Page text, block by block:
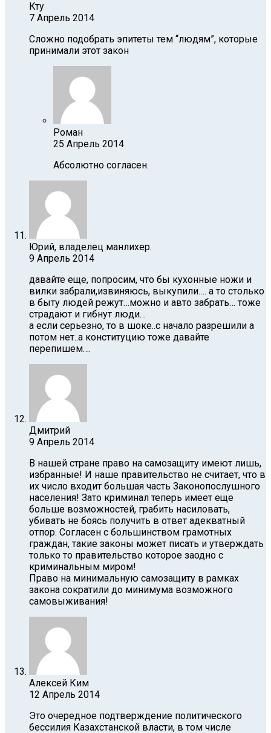
Кту
7 Апрель 2014
Сложно подобрать эпитеты тем “людям”, которые
принимали этот закон
Роман
25 Апрель 2014
Абсолютно согласен.
Юрий, владелец манлихер.
9 Апрель 2014
давайте еще, попросим, что бы кухонные ножи и
вилки забрали,извиняюсь, выкупили…. а то столько
в быту людей режут…можно и авто забрать… тоже
страдают и гибнут люди…
а если серьезно, то в шоке..с начало разрешили а
потом нет..а конституцию тоже давайте
перепишем….
Дмитрий
9 Апрель 2014
В нашей стране право на самозащиту имеют лишь,
избранные! И наше правительство не считает, что в
их число входит большая часть Законопослушного
населения! Зато криминал теперь имеет еще
больше возможностей, грабить насиловать,
убивать не боясь получить в ответ адекватный
отпор. Согласен с большинством грамотных
граждан, такие законы может писать и утверждать
только то правительство которое заодно с
криминальным миром!
Право на минимальную самозащиту в рамках
закона сократили до минимума возможного
самовыживания!
Алексей Ким
12 Апрель 2014
Это очередное подтверждение политического
бессилия Казахстанской власти, в том числе